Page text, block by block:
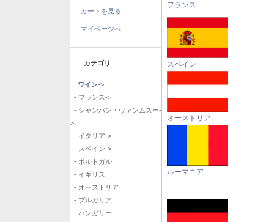
カートを見る
マイページへ
カテゴリ
ワイン->
- フランス->
- シャンパン・ヴァンムスー-
>
- イタリア->
- スペイン->
- ポルトガル
- イギリス
- オーストリア
- ブルガリア
- ハンガリー
フランス
スペイン
オーストリア
ルーマニア